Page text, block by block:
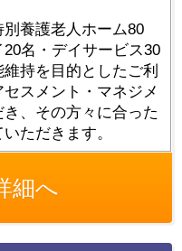
養護老人ホーム80
名・デイサービス30
持を目的としたご利
スメント・マネジメ
、その方々に合った
ただきます。
細へ